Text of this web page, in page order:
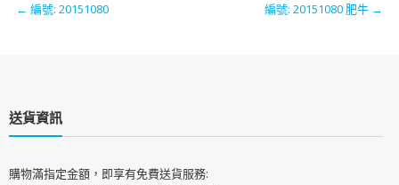
← 編號: 20151080 編號: 20151080 肥牛 →
送貨資訊
購物滿指定金額，即享有免費送貨服務: